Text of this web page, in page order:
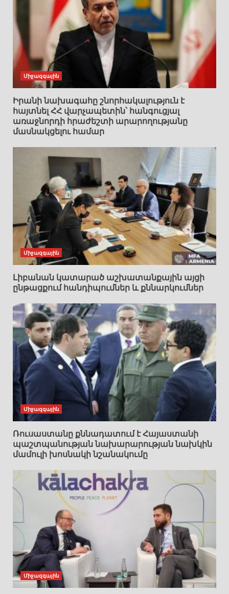
Միջազգային
Իրանի նախագահը շնորհակալություն է
հայտնել ՀՀ վարչապետին՝ հանգուցյալ
առաջնորդի հրաժեշտի արարողությանը
մասնակցելու համար
Միջազգային
Լիբանան կատարած աշխատանքային այցի
ընթացքում հանդիպումներ և քննարկումներ
Միջազգային
Ռուսաստանը քննադատում է Հայաստանի
պաշտպանության նախարարության նախկին
մամուլի խոսնակի նշանակումը
Միջազգային